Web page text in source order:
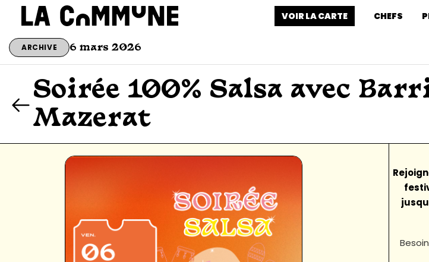
VOIR LA CARTE CHEFS
ARCHIVE 6 mars 2026
Soirée 100% Salsa avec
Mazerat